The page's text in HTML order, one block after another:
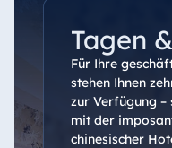
Tagen
Für Ihre
stehen Ihnen
zur Verfügung
mit der
chinesischer